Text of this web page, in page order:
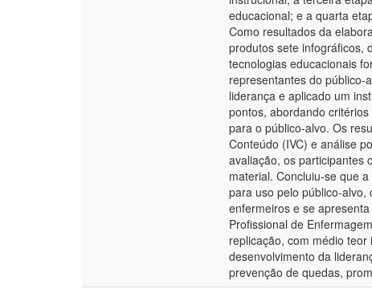
educacional; e a quarta
Como resultados da
produtos sete infográficos,
tecnologias educacionais
representantes do público-
liderança e aplicado um
pontos, abordando
para o público-alvo. Os
Conteúdo (IVC) e análise
avaliação, os participantes
material. Concluiu-se que
para uso pelo público-
enfermeiros e se
Profissional de
replicação, com médio
desenvolvimento da
prevenção de quedas,